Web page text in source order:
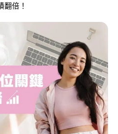
翻倍！